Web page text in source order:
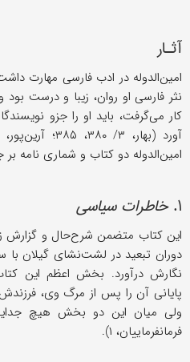
آثـار
امین‌الدوله در ادب فارسی مهارت
نثر فارسی او روان، زیبا و درست بود
کار می‌گرفت، باید او را جزو
امین‌الدوله دو کتاب و شماری نامه
۱. خاطرات سیاسی
این کتاب متضمن شرح‌حال و گزارش
دوران تبعید در لشت‌نشای گیلان با
نگارش درآورد. بخش اعظم این
پایانی آن را پس از مرگ وی،
ولی میان این دو بخش هیچ
فرمانفرماییان، ۱).